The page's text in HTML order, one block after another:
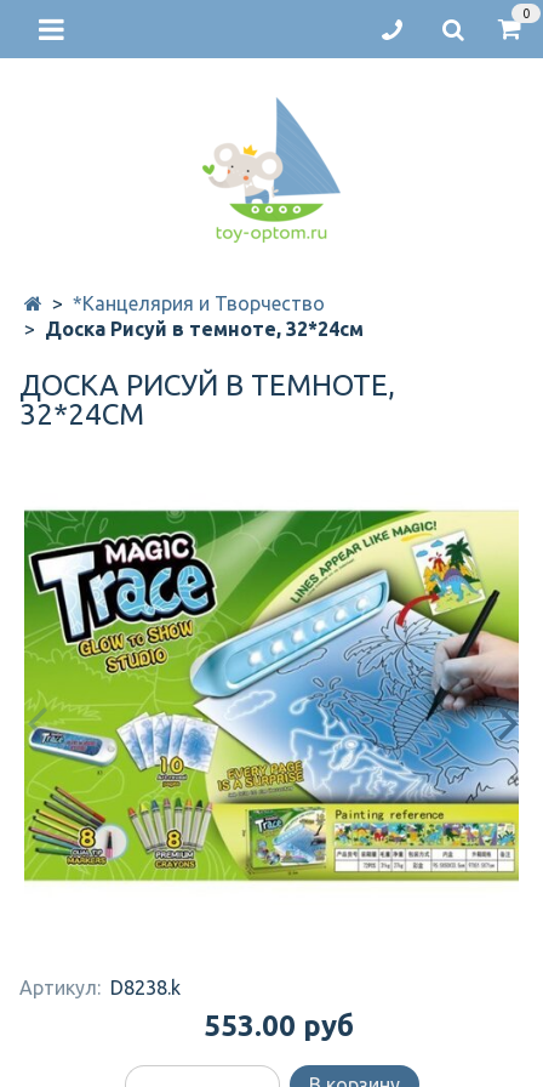
0
*Канцелярия и Творчество
Доска Рисуй в темноте, 32*24см
ДОСКА РИСУЙ В ТЕМНОТЕ,
32*24СМ
Артикул: D8238.k
553.00 руб